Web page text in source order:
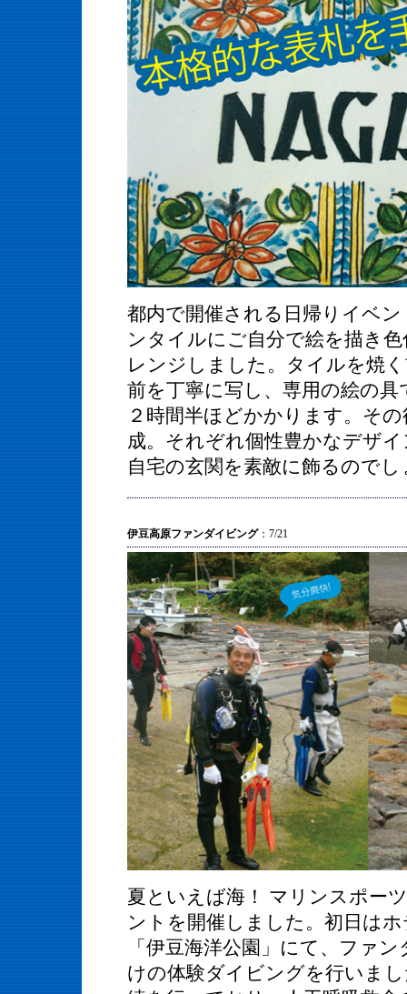
都内で開催される日帰りイベ
ンタイルにご自分で絵を描き
レンジしました。タイルを焼
前を丁寧に写し、専用の絵の
２時間半ほどかかります。そ
成。それぞれ個性豊かなデザ
自宅の玄関を素敵に飾るので
伊豆高原ファンダイビング：7/21
夏といえば海！ マリンスポー
ントを開催しました。初日は
「伊豆海洋公園」にて、ファ
けの体験ダイビングを行いま